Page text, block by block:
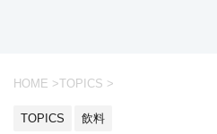
HOME >TOPICS >
TOPICS 飲料